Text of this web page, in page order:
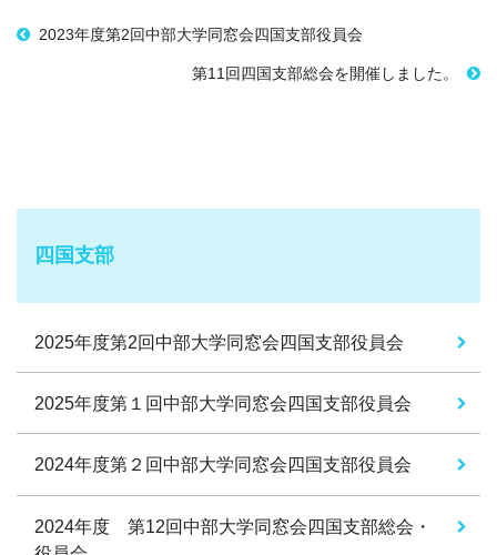
2023年度第2回中部大学同窓会四国支部役員会
第11回四国支部総会を開催しました。
四国支部
2025年度第2回中部大学同窓会四国支部役員会
2025年度第１回中部大学同窓会四国支部役員会
2024年度第２回中部大学同窓会四国支部役員会
2024年度 第12回中部大学同窓会四国支部総会・